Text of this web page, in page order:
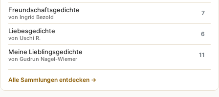
Freundschaftsgedichte
von Ingrid Bezold
7
Liebesgedichte
von Uschi R.
6
Meine Lieblingsgedichte
von Gudrun Nagel-Wiemer
11
Alle Sammlungen entdecken →